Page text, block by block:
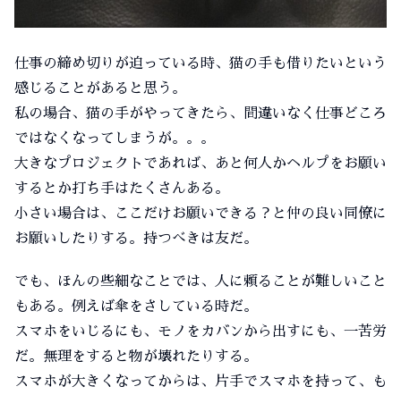
仕事の締め切りが迫っている時、猫の手も借りたいという
感じることがあると思う。
私の場合、猫の手がやってきたら、間違いなく仕事どころ
ではなくなってしまうが。。。
大きなプロジェクトであれば、あと何人かヘルプをお願い
するとか打ち手はたくさんある。
小さい場合は、ここだけお願いできる？と仲の良い同僚に
お願いしたりする。持つべきは友だ。
でも、ほんの些細なことでは、人に頼ることが難しいこと
もある。例えば傘をさしている時だ。
スマホをいじるにも、モノをカバンから出すにも、一苦労
だ。無理をすると物が壊れたりする。
スマホが大きくなってからは、片手でスマホを持って、も